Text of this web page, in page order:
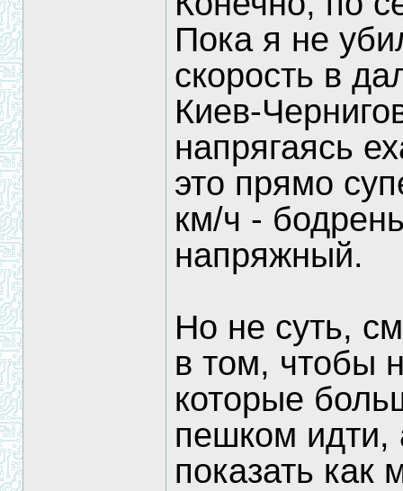
Пока я не
скорость в
Киев-
напрягаясь
это прямо
км/ч -
напряжный.
Но не суть,
в том, чтобы
которые
пешком идти,
показать